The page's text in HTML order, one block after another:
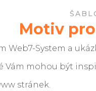
Motiv
Web7-System a
Vám mohou být
stránek.